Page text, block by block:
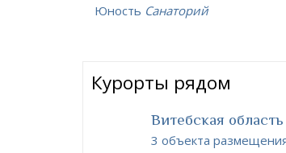
Юность Санаторий
Курорты рядом
Витебская область
3 объекта